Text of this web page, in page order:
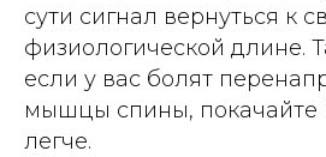
сути сигнал вернуться к
физиологической длине.
если у вас болят
мышцы спины, покачайте
легче.